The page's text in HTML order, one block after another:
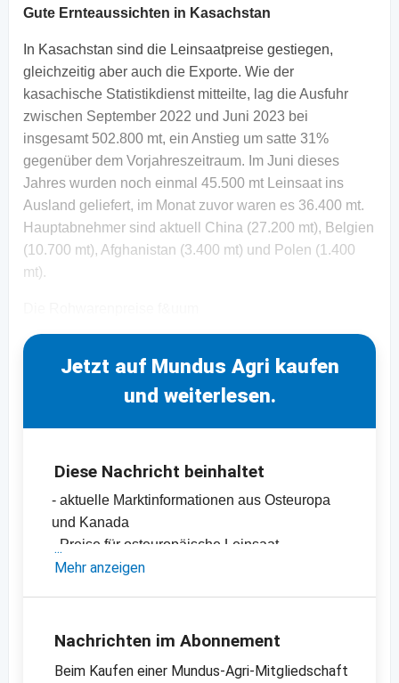
Gute Ernteaussichten in Kasachstan
In Kasachstan sind die Leinsaatpreise gestiegen,
gleichzeitig aber auch die Exporte. Wie der
kasachische Statistikdienst mitteilte, lag die Ausfuhr
zwischen September 2022 und Juni 2023 bei
insgesamt 502.800 mt, ein Anstieg um satte 31%
gegenüber dem Vorjahreszeitraum. Im Juni dieses
Jahres wurden noch einmal 45.500 mt Leinsaat ins
Ausland geliefert, im Monat zuvor waren es 36.400 mt.
Hauptabnehmer sind aktuell China (27.200 mt), Belgien
(10.700 mt), Afghanistan (3.400 mt) und Polen (1.400
mt).
Jetzt auf Mundus Agri kaufen
und weiterlesen.
Diese Nachricht beinhaltet
- aktuelle Marktinformationen aus Osteuropa
und Kanada
- Preise für osteuropäische Leinsaat
-Preischart für Leinsaat, braun, 99.9%
Mehr anzeigen
Nachrichten im Abonnement
Beim Kaufen einer Mundus-Agri-Mitgliedschaft